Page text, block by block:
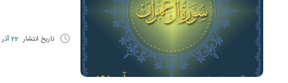
تاریخ انتشار 22 آذر 1398